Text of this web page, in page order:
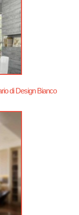
di Design Bianco